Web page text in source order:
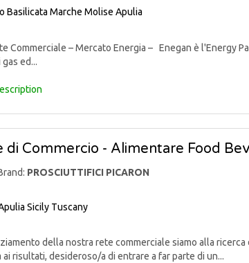
Basilicata Marche Molise Apulia
Commerciale – Mercato Energia – Enegan è l'Energy
ed...
di Commercio - Alimentare Food
PROSCIUTTIFICI PICARON
Sicily Tuscany
della nostra rete commerciale siamo alla
risultati, desideroso/a di entrare a far parte di un...